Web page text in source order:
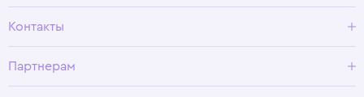
Программа лояльности
Контакты
Партнерам